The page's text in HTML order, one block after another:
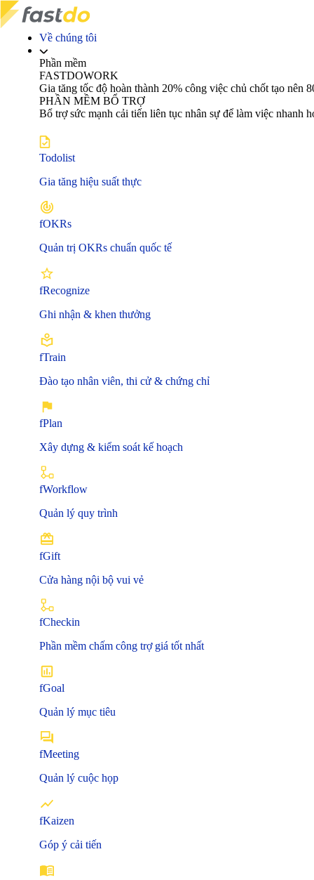
Về chúng tôi
Phần mềm
FASTDOWORK
Gia tăng tốc độ hoàn thành 20% công việc chủ chốt tạo nên
PHẦN MỀM BỔ TRỢ
Bổ trợ sức mạnh cải tiến liên tục nhân sự để làm việc nhanh
Todolist
Gia tăng hiệu suất thực
fOKRs
Quản trị OKRs chuẩn quốc tế
fRecognize
Ghi nhận & khen thưởng
fTrain
Đào tạo nhân viên, thi cử & chứng chỉ
fPlan
Xây dựng & kiểm soát kế hoạch
fWorkflow
Quản lý quy trình
fGift
Cửa hàng nội bộ vui vẻ
fCheckin
Phần mềm chấm công trợ giá tốt nhất
fGoal
Quản lý mục tiêu
fMeeting
Quản lý cuộc họp
fKaizen
Góp ý cải tiến